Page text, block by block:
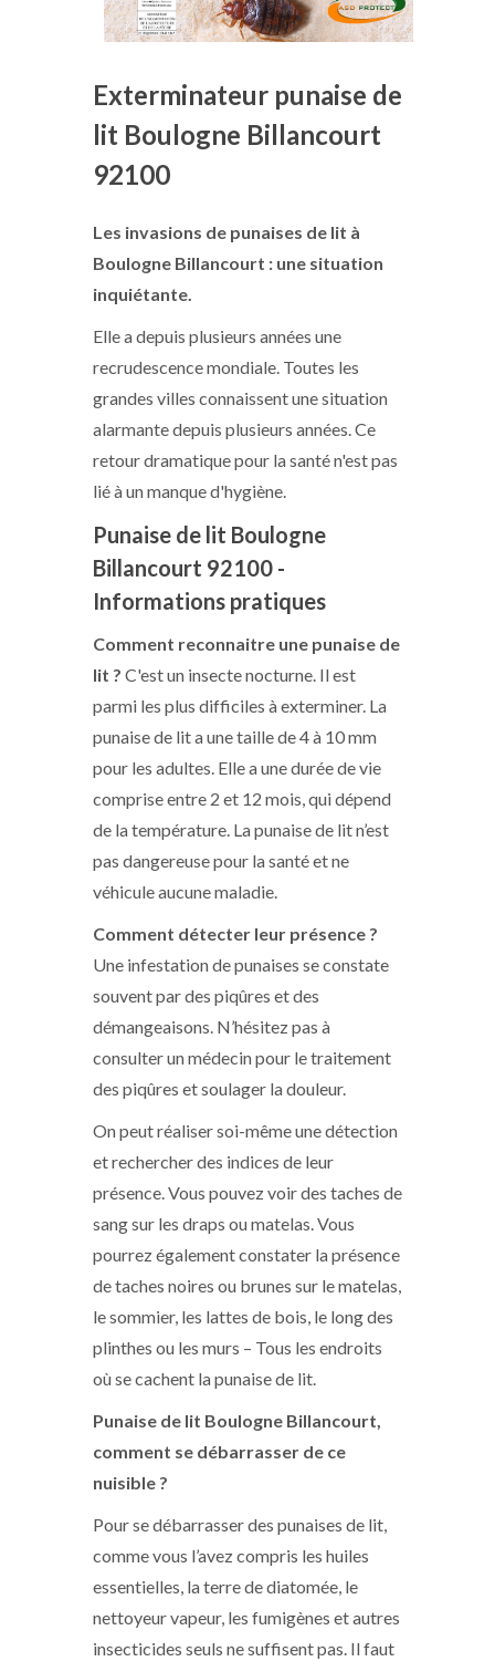
​Exterminateur punaise de
lit Boulogne Billancourt
92100
Les invasions de punaises de lit à
Boulogne Billancourt : une situation
inquiétante.
Elle a depuis plusieurs années une
recrudescence mondiale. Toutes les
grandes villes connaissent une situation
alarmante depuis plusieurs années. Ce
retour dramatique pour la santé n'est pas
lié à un manque d'hygiène.
Punaise de lit Boulogne
Billancourt 92100 -
Informations pratiques
Comment reconnaitre une punaise de
lit ? C'est un insecte nocturne. Il est
parmi les plus difficiles à exterminer. La
punaise de lit a une taille de 4 à 10 mm
pour les adultes. Elle a une durée de vie
comprise entre 2 et 12 mois, qui dépend
de la température. La punaise de lit n’est
pas dangereuse pour la santé et ne
véhicule aucune maladie.
Comment détecter leur présence ?
Une infestation de punaises se constate
souvent par des piqûres et des
démangeaisons. N’hésitez pas à
consulter un médecin pour le traitement
des piqûres et soulager la douleur.
On peut réaliser soi-même une détection
et rechercher des indices de leur
présence. Vous pouvez voir des taches de
sang sur les draps ou matelas. Vous
pourrez également constater la présence
de taches noires ou brunes sur le matelas,
le sommier, les lattes de bois, le long des
plinthes ou les murs – Tous les endroits
où se cachent la punaise de lit.
Punaise de lit Boulogne Billancourt,
comment se débarrasser de ce
nuisible ?
Pour se débarrasser des punaises de lit,
comme vous l’avez compris les huiles
essentielles, la terre de diatomée, le
nettoyeur vapeur, les fumigènes et autres
insecticides seuls ne suffisent pas. Il faut